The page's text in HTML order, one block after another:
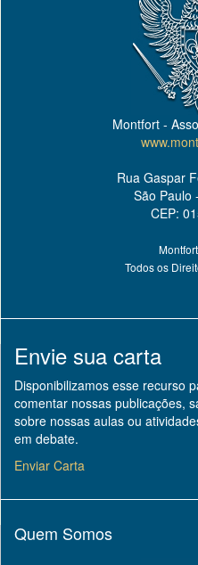
Montfort -
Rua Gaspar
São Paulo
CEP:
Todos os
Envie sua carta
Disponibilizamos esse recurso
comentar nossas publicações,
sobre nossas aulas ou
em debate.
Enviar Carta
Quem Somos